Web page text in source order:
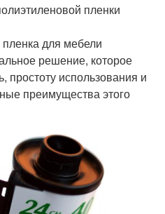
пленки
для мебели
решение, которое
простоту использования и
преимущества этого